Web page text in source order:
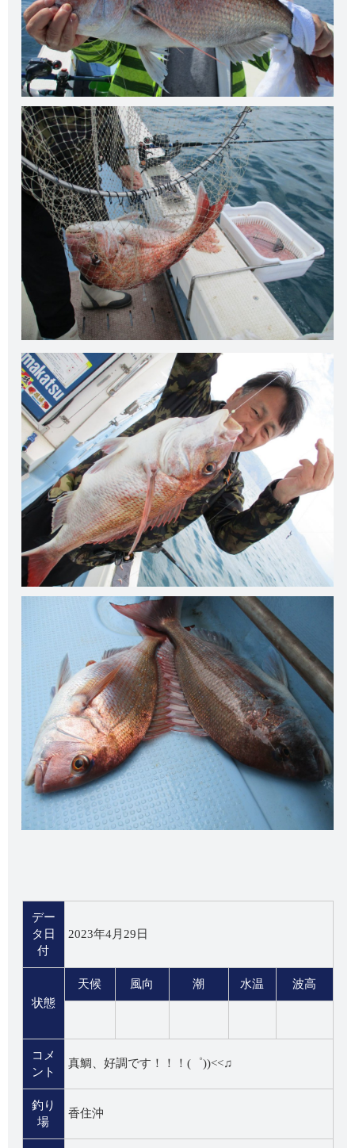
デー
タ日
付
2023年4月29日
状態
天候 風向 潮 水温 波高
コメ
ント
真鯛、好調です！！！(゜))<<♫
釣り
場
香住沖